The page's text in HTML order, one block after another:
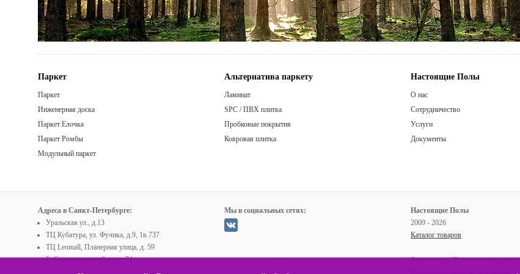
Паркет
Паркет
Инженерная доска
Паркет Елочка
Паркет Ромбы
Модульный паркет
Альтернатива паркету
Ламинат
SPC / ПВХ плитка
Пробковые покрытия
Ковровая плитка
Настоящие Полы
О нас
Сотрудничество
Услуги
Документы
Адреса в Санкт-Петербурге:
Уральская ул., д.13
ТЦ Кубатура, ул. Фучика, д.9, 1в.737
ТЦ Leomall, Планерная улица, д. 59
Б. Сампсониевский пр. д. 74
Мы в социальных сетях:
Настоящие Полы
2009 - 2026
Каталог товаров
Соглашение о Персональных данных